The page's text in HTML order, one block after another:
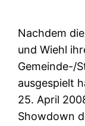
Nachdem
und Wiehl
Gemeinde-/
ausgespielt
25. April
Showdown